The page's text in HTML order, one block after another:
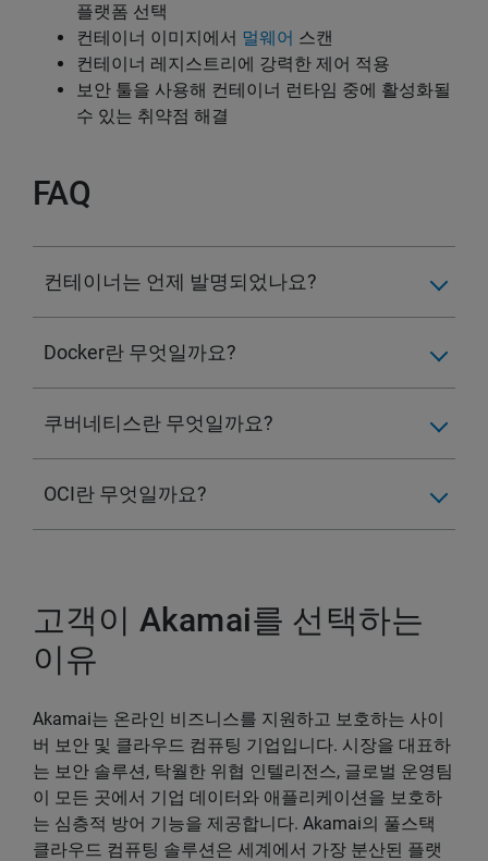
플랫폼 선택
컨테이너 이미지에서 멀웨어 스캔
컨테이너 레지스트리에 강력한 제어 적용
보안 툴을 사용해 컨테이너 런타임 중에 활성화될
수 있는 취약점 해결
FAQ
컨테이너는 언제 발명되었나요?
Docker란 무엇일까요?
쿠버네티스란 무엇일까요?
OCI란 무엇일까요?
고객이 Akamai를 선택하는
이유
Akamai는 온라인 비즈니스를 지원하고 보호하는 사이
버 보안 및 클라우드 컴퓨팅 기업입니다. 시장을 대표하
는 보안 솔루션, 탁월한 위협 인텔리전스, 글로벌 운영팀
이 모든 곳에서 기업 데이터와 애플리케이션을 보호하
는 심층적 방어 기능을 제공합니다. Akamai의 풀스택
클라우드 컴퓨팅 솔루션은 세계에서 가장 분산된 플랫